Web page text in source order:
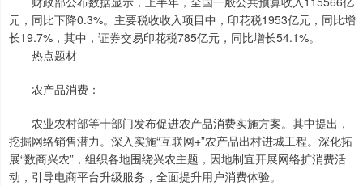
元，同比下降0.3%。主要税收收入项目中，印花税1953亿元，同比增
长19.7%，其中，证券交易印花税785亿元，同比增长54.1%。
热点题材
农产品消费：
农业农村部等十部门发布促进农产品消费实施方案。其中提出，
挖掘网络销售潜力。深入实施“互联网+”农产品出村进城工程。深化拓
展“数商兴农”，组织各地围绕兴农主题，因地制宜开展网络扩消费活
动，引导电商平台升级服务，全面提升用户消费体验。